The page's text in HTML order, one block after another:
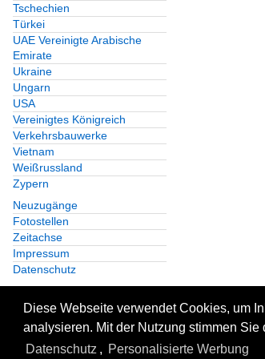
Tschechien
Türkei
UAE Vereinigte Arabische
Emirate
Ukraine
Ungarn
USA
Vereinigtes Königreich
Verkehrsbauwerke
Vietnam
Weißrussland
Zypern
Neuzugänge
Fotostellen
Zeitachse
Impressum
Datenschutz
Diese Webseite verwendet Cookies, um
analysieren. Mit der Nutzung stimmen
Datenschutz , Personalisierte Werbung